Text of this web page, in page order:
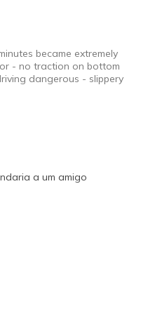
Wearing
became extremely
- no traction on bottom
dangerous - slippery
a um amigo